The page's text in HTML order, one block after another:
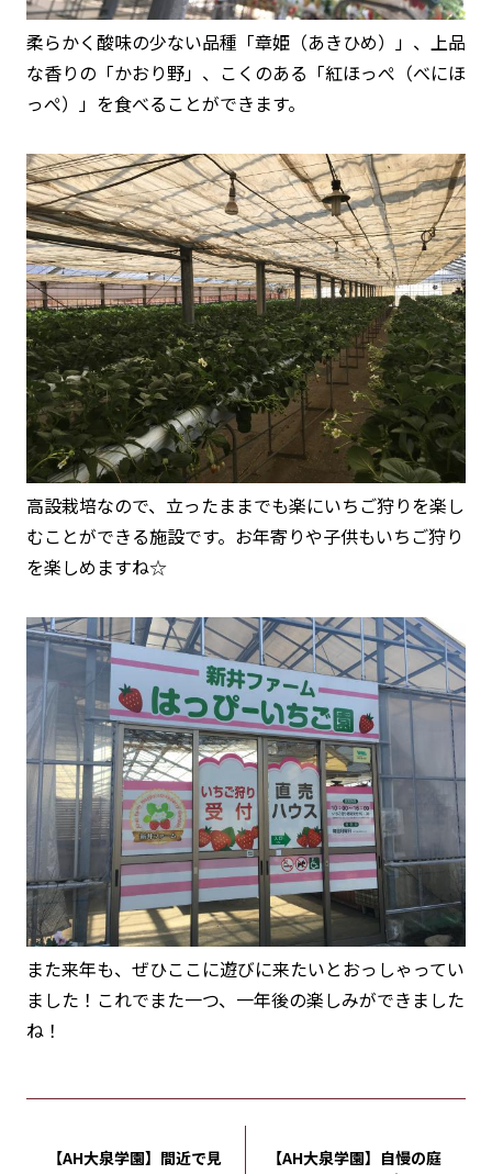
柔らかく酸味の少ない品種「章姫（あきひめ）」、上品
な香りの「かおり野」、こくのある「紅ほっぺ（べにほ
っぺ）」を食べることができます。
高設栽培なので、立ったままでも楽にいちご狩りを楽し
むことができる施設です。お年寄りや子供もいちご狩り
を楽しめますね☆
また来年も、ぜひここに遊びに来たいとおっしゃってい
ました！これでまた一つ、一年後の楽しみができました
ね！
【AH大泉学園】間近で見
【AH大泉学園】自慢の庭